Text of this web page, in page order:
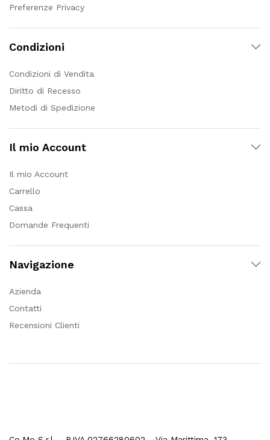
Preferenze Privacy
Condizioni
Condizioni di Vendita
Diritto di Recesso
Metodi di Spedizione
Il mio Account
Il mio Account
Carrello
Cassa
Domande Frequenti
Navigazione
Azienda
Contatti
Recensioni Clienti